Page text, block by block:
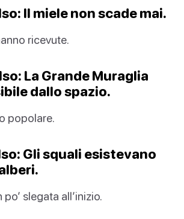
Il miele non scade mai.
ricevute.
La Grande Muraglia
dallo spazio.
popolare.
Gli squali esistevano
slegata all’inizio.